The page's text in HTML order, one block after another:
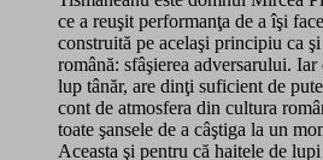
ce a reuşit performanţa de a îşi
construită pe acelaşi principiu ca
română: sfâşierea adversarului.
lup tânăr, are dinţi suficient de
cont de atmosfera din cultura
toate şansele de a câştiga la un
Aceasta şi pentru că haitele de